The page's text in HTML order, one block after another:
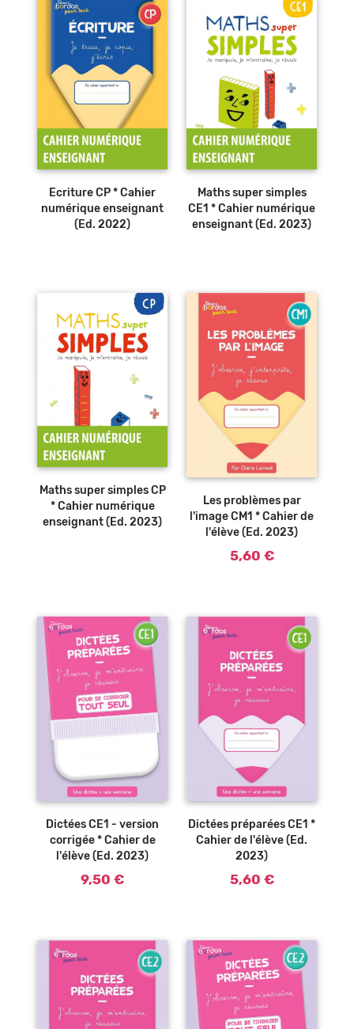
Ecriture CP * Cahier
numérique enseignant
(Ed. 2022)
Maths super simples
CE1 * Cahier numérique
enseignant (Ed. 2023)
Maths super simples CP
* Cahier numérique
enseignant (Ed. 2023)
Ajouter au
Les problèmes par
l'image CM1 * Cahier de
l'élève (Ed. 2023)
5,60 €
Ajouter au
Dictées CE1 - version
corrigée * Cahier de
l'élève (Ed. 2023)
9,50 €
Ajouter au
Dictées préparées CE1 *
Cahier de l'élève (Ed.
2023)
5,60 €